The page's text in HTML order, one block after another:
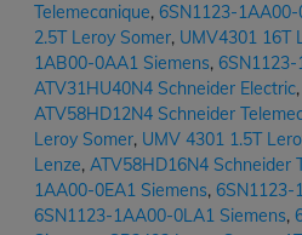
Telemecanique, 6SN1123-
2.5T Leroy Somer, UMV4301 16T
1AB00-0AA1 Siemens,
ATV31HU40N4 Schneider Electric,
ATV58HD12N4 Schneider
Leroy Somer, UMV 4301 1.5T
Lenze, ATV58HD16N4 Schneider
1AA00-0EA1 Siemens, 6SN1123-
6SN1123-1AA00-0LA1 Siemens,